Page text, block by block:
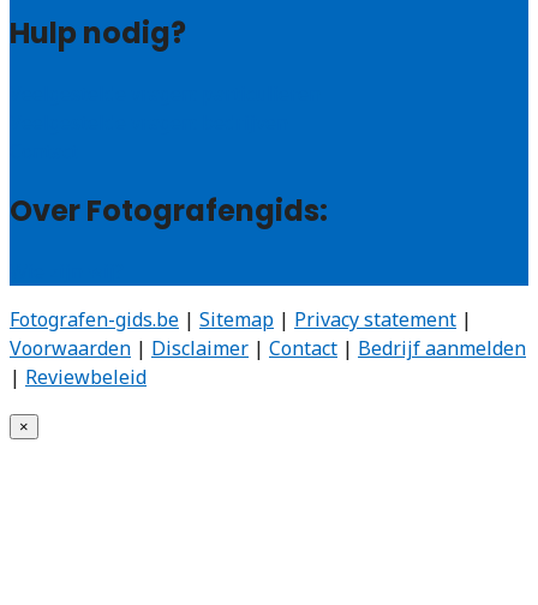
Hulp nodig?
Over Fotografengids:
Fotografen-gids.be | Sitemap | Privacy statement |
Voorwaarden | Disclaimer | Contact | Bedrijf aanmelden
| Reviewbeleid
×